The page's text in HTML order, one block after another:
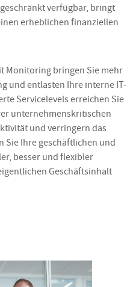
verfügbar, bringt
erheblichen finanziellen
Monitoring bringen Sie mehr
und entlasten Ihre interne IT-
Servicelevels erreichen Sie
unternehmenskritischen
und verringern das
Sie Ihre geschäftlichen und
besser und flexibler
Geschäftsinhalt